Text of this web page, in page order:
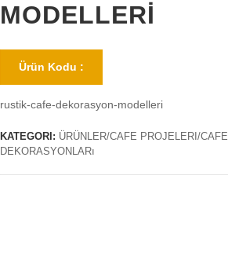
MODELLERI
Ürün Kodu :
rustik-cafe-dekorasyon-modelleri
KATEGORI: ÜRÜNLER/CAFE PROJELERI/CAFE
DEKORASYONLARı